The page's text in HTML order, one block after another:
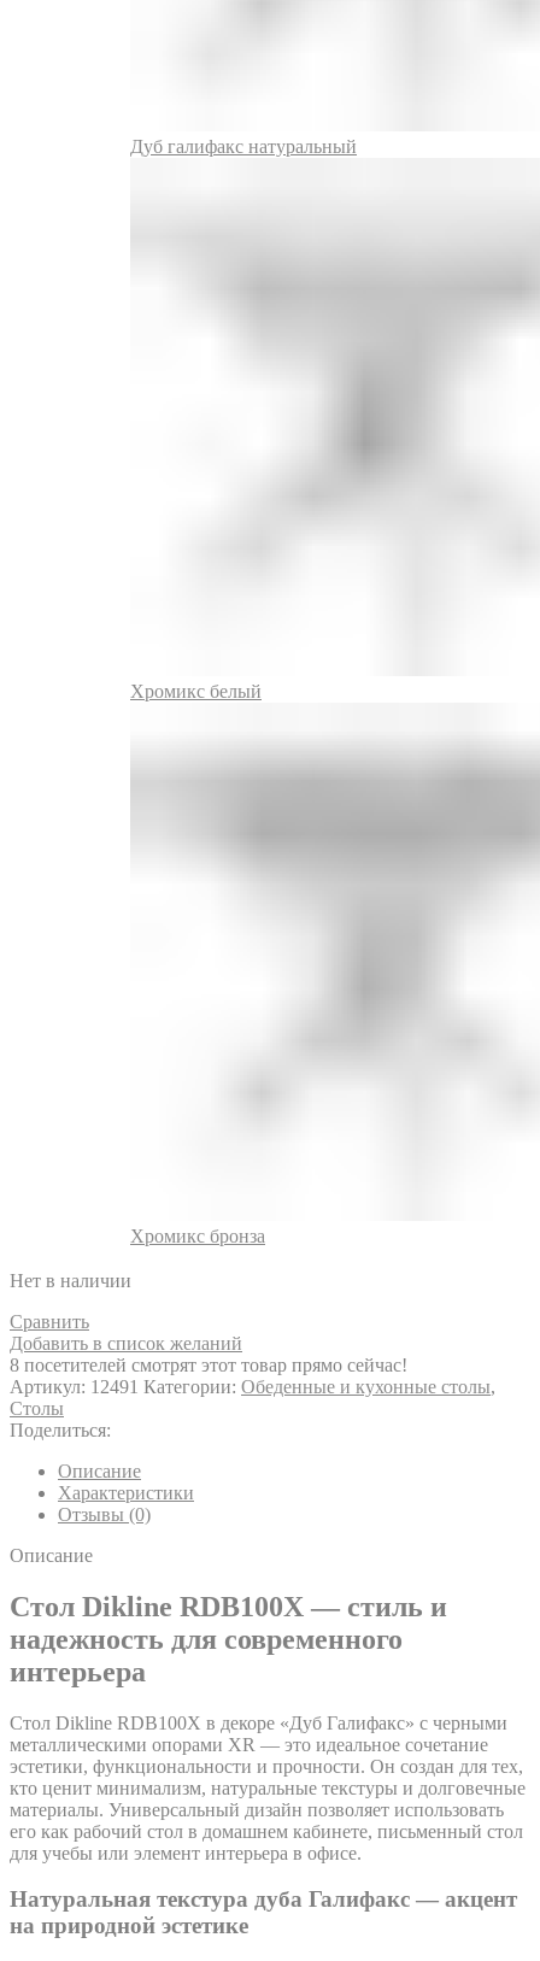
Дуб галифакс натуральный
Хромикс белый
Хромикс бронза
Нет в наличии
Сравнить
Добавить в список желаний
8 посетителей смотрят этот товар прямо сейчас!
Артикул: 12491 Категории: Обеденные и кухонные столы,
Столы
Поделиться:
Описание
Характеристики
Отзывы (0)
Описание
Стол Dikline RDB100X — стиль и
надежность для современного
интерьера
Стол Dikline RDB100X в декоре «Дуб Галифакс» с черными
металлическими опорами XR — это идеальное сочетание
эстетики, функциональности и прочности. Он создан для тех,
кто ценит минимализм, натуральные текстуры и долговечные
материалы. Универсальный дизайн позволяет использовать
его как рабочий стол в домашнем кабинете, письменный стол
для учебы или элемент интерьера в офисе.
Натуральная текстура дуба Галифакс — акцент
на природной эстетике